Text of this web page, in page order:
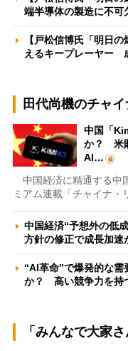
端半導体の製造に不
【戸松信博氏「明日
えるキープレーヤー
田代尚機のチャ
中国「
か？ 米
AI…
中国経済に精通する中
ミアム連載「チャイナ・
中国経済“予想外の低
方針の修正で成長加
“AI革命”で爆発的な
か？ 高い競争力を持
「みんなで大家